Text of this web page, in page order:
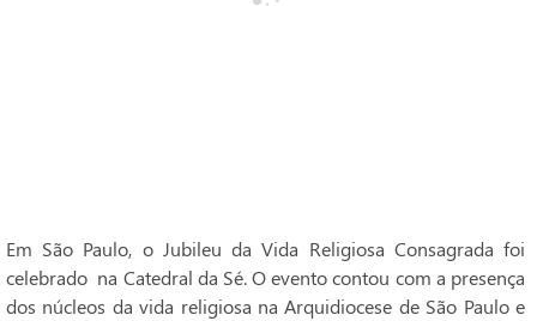
Em São Paulo, o Jubileu da Vida Religiosa Consagrada foi
celebrado na Catedral da Sé. O evento contou com a presença
dos núcleos da vida religiosa na Arquidiocese de São Paulo e